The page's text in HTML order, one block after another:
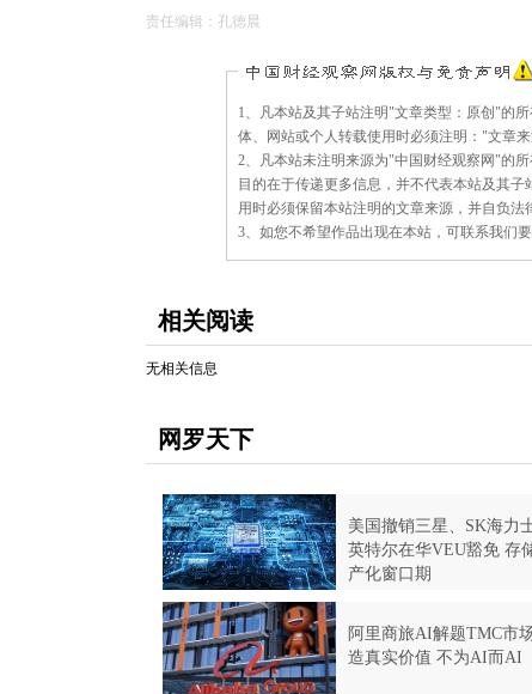
责任编辑：孔德晨
版
权
与
免
责
声
明：
1、凡本站及其子站注明"文章类型：原创"的
体、网站或个人转载使用时必须注明："文章来
2、凡本站未注明来源为"中国财经观察网"的
目的在于传递更多信息，并不代表本站及其
用时必须保留本站注明的文章来源，并自负法
3、如您不希望作品出现在本站，可联系我们
相关阅读
无相关信息
网罗天下